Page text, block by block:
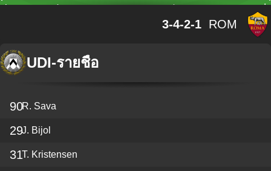
3-4-2-1 ROM
UDI-รายชื่อ
90R. Sava
29J. Bijol
31T. Kristensen